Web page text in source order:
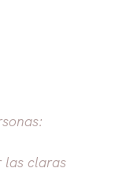
las claras